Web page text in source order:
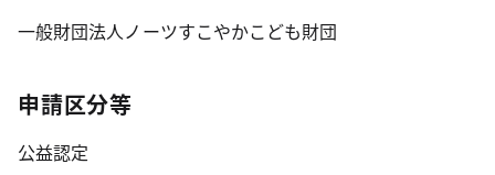
一般財団法人ノーツすこやかこども財団
申請区分等
公益認定